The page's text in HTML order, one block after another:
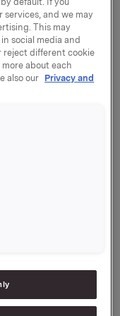
selskaper.
av
etter
publiserer
om
i
som på
den finansielle
informasjon for
konsernet.
services, and we may
This may
social media and
reject different cookie
about each
also our
Privacy and